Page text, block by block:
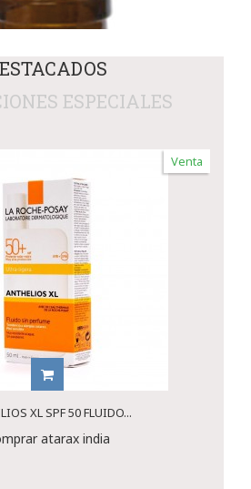
ESPECIALES
Venta
XL SPF 50 FLUIDO...
atarax india